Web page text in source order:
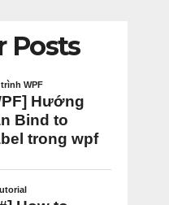
Posts